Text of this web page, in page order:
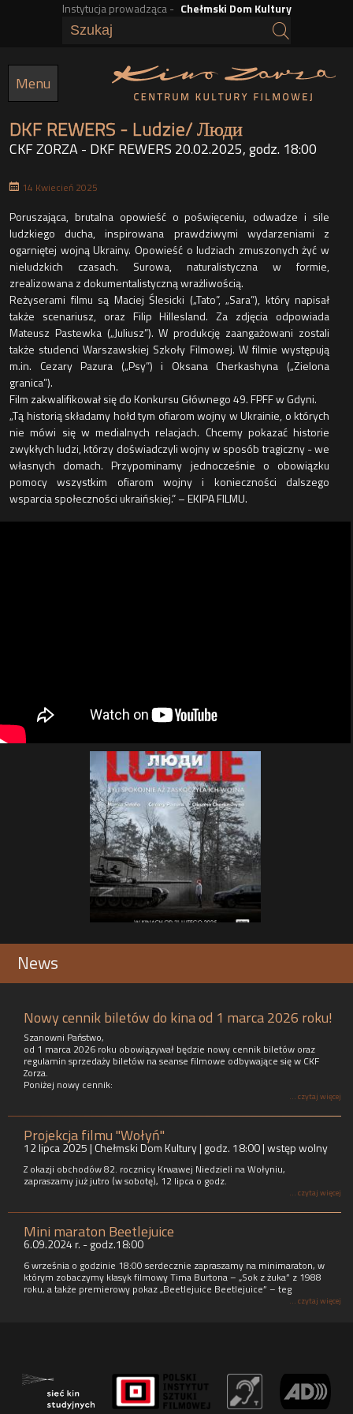
Przejdź
treści
Instytucja prowadząca - Chełmski Dom Kultury
Menu
DKF REWERS - Ludzie/ Люди
CKF ZORZA - DKF REWERS 20.02.2025, godz. 18:00
t 14 Kwiecień 2025
Poruszająca, brutalna opowieść o poświęceniu, odwadze i sile
ludzkiego ducha, inspirowana prawdziwymi wydarzeniami z
ogarniętej wojną Ukrainy. Opowieść o ludziach zmuszonych żyć w
nieludzkich czasach. Surowa, naturalistyczna w formie,
zrealizowana z dokumentalistyczną wrażliwością.
Reżyserami filmu są Maciej Ślesicki („Tato”, „Sara”), który napisał
także scenariusz, oraz Filip Hillesland. Za zdjęcia odpowiada
Mateusz Pastewka („Juliusz”). W produkcję zaangażowani zostali
także studenci Warszawskiej Szkoły Filmowej. W filmie występują
m.in. Cezary Pazura („Psy”) i Oksana Cherkashyna („Zielona
granica”).
Film zakwalifikował się do Konkursu Głównego 49. FPFF w Gdyni.
„Tą historią składamy hołd tym ofiarom wojny w Ukrainie, o których
nie mówi się w medialnych relacjach. Chcemy pokazać historie
zwykłych ludzi, którzy doświadczyli wojny w sposób tragiczny - we
własnych domach. Przypominamy jednocześnie o obowiązku
pomocy wszystkim ofiarom wojny i konieczności dalszego
wsparcia społeczności ukraińskiej.” – EKIPA FILMU.
News
Nowy cennik biletów do kina od 1 marca 2026 roku!
Szanowni Państwo,
od 1 marca 2026 roku obowiązywał będzie nowy cennik biletów oraz
regulamin sprzedaży biletów na seanse filmowe odbywające się w CKF
Zorza.
Poniżej nowy cennik:
... czytaj więcej
Projekcja filmu "Wołyń"
12 lipca 2025 | Chełmski Dom Kultury | godz. 18:00 | wstęp wolny
Z okazji obchodów 82. rocznicy Krwawej Niedzieli na Wołyniu,
zapraszamy już jutro (w sobotę), 12 lipca o godz.
... czytaj więcej
Mini maraton Beetlejuice
6.09.2024 r. - godz.18:00
6 września o godzinie 18:00 serdecznie zapraszamy na minimaraton, w
którym zobaczymy klasyk filmowy Tima Burtona – „Sok z żuka” z 1988
roku, a także premierowy pokaz „Beetlejuice Beetlejuice” – teg
... czytaj więcej
Centrum Kultury Filmowej ZORZA jest wyposażone w zestaw do projekcji
filmów posiadających suplement z audiodeskrypcją, czyli system
umożliwiający odbiór filmu osobom ze specjalnymi potrzebami.
... czytaj więcej